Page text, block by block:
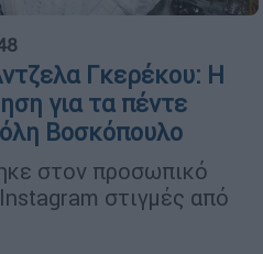
Γκερέκου: Η
για τα πέντε
Βοσκόπουλο
στον προσωπικό
στιγμές από